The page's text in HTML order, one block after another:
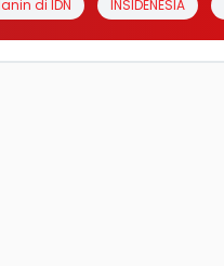
di IDN INSIDENESIA